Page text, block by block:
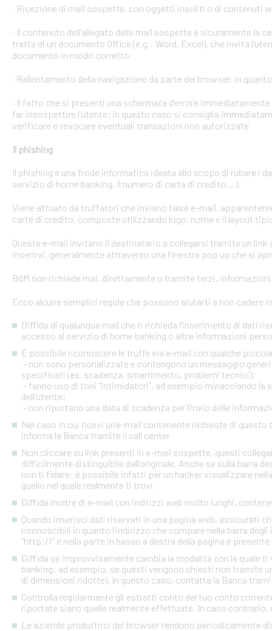
· Ricezione di mail sospette, con oggetti insoliti o di contenuti
· Il contenuto dell’allegato delle mail sospette è sicuramente
tratta di un documento Office (e.g.: Word, Excel), che invita
documento in modo corretto
· Rallentamento della navigazione da parte del browser, in
· Il fatto che si presenti una schermata d’errore
far insospettire l’utente; in questo caso si consiglia
verificare o revocare eventuali transazioni non autorizzate
Il phishing
Il phishing è una frode informatica ideata allo scopo di rubare i
servizio di home banking, il numero di carta di credito,...).
Viene attuato da truffatori che inviano false e-mail,
carte di credito, composte utilizzando logo, nome e il layout
Queste e-mail invitano il destinatario a collegarsi tramite un
inserirvi, generalmente attraverso una finestra pop up che si
BdM non richiede mai, direttamente o tramite terzi,
Ecco alcune semplici regole che possono aiutarti a non cadere
Diffida di qualunque mail che ti richieda l’inserimento di dati
accesso al servizio di home banking o altre informazioni
È possibile riconoscere le truffe via e-mail con qualche
- non sono personalizzate e contengono un messaggio
specificati (es. scadenza, smarrimento, problemi tecnici);
- fanno uso di toni “intimidatori”, ad esempio minacciando
dell’utente;
- non riportano una data di scadenza per l’invio delle
Nel caso in cui ricevi un’e-mail contenente richieste di
informa la Banca tramite il call center
Non cliccare su link presenti in e-mail sospette, questi
difficilmente distinguibile dall’originale. Anche se sulla barra
non ti fidare: è possibile infatti per un hacker visualizzare
quello nel quale realmente ti trovi.
Diffida inoltre di e-mail con indirizzi web molto lunghi,
Quando inserisci dati riservati in una pagina web, assicurati
riconoscibili in quanto l’indirizzo che compare nella barra
“http://” e nella parte in basso a destra della pagina è
Diffida se improvvisamente cambia la modalità con la quale
banking: ad esempio, se questi vengono chiesti non tramite
di dimensioni ridotte). In questo caso, contatta la Banca
Controlla regolarmente gli estratti conto del tuo conto
riportate siano quelle realmente effettuate. In caso
Le aziende produttrici dei browser rendono periodicamente